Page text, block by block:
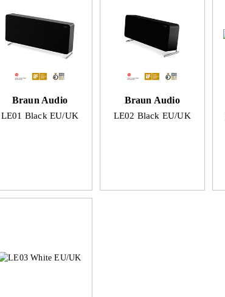
Braun Audio
LE01 Black EU/UK
Braun Audio
LE02 Black EU/UK